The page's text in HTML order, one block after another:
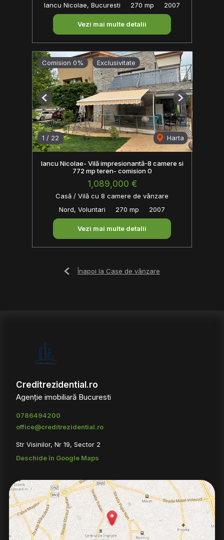
Iancu Nicolae, Bucuresti
270 mp 2007
Vezi mai multe detalii
Comision 0% Exclusivitate
1 / 22 Harta
Previous Next
Iancu Nicolae- Vilă impresionantă-8 camere si
772 mp teren- comision 0
1,089,000 €
Casă / Vilă cu 8 camere de vânzare
Nord, Voluntari
270 mp 2007
Vezi mai multe detalii
Înapoi la Case de vânzare
Creditrezidential.ro
Agenție imobiliară Bucuresti
0786494200
office@creditrezidential.ro
Str Visinilor, Nr 19, Sector 2
Deschide în Google Maps